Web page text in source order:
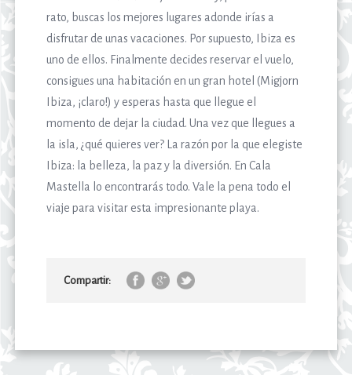
rato, buscas los mejores lugares adonde irías a
disfrutar de unas vacaciones. Por supuesto, Ibiza es
uno de ellos. Finalmente decides reservar el vuelo,
consigues una habitación en un gran hotel (Migjorn
Ibiza, ¡claro!) y esperas hasta que llegue el
momento de dejar la ciudad. Una vez que llegues a
la isla, ¿qué quieres ver? La razón por la que elegiste
Ibiza: la belleza, la paz y la diversión. En Cala
Mastella lo encontrarás todo. Vale la pena todo el
viaje para visitar esta impresionante playa.
Compartir: